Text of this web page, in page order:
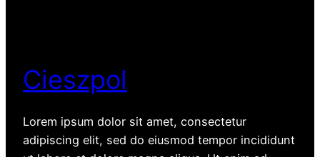
Cieszpol
Lorem ipsum dolor sit amet, consectetur
adipiscing elit, sed do eiusmod tempor incididunt